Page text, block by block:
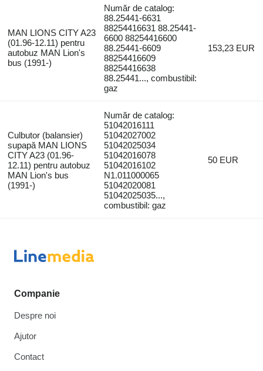
MAN LIONS CITY A23
(01.96-12.11) pentru
autobuz MAN Lion's
bus (1991-)
Număr de catalog:
88.25441-6631
88254416631 88.25441-
6600 88254416600
88.25441-6609
88254416609
88254416638
88.25441..., combustibil:
gaz
153,23 EUR
Culbutor (balansier)
supapă MAN LIONS
CITY A23 (01.96-
12.11) pentru autobuz
MAN Lion's bus
(1991-)
Număr de catalog:
51042016111
51042027002
51042025034
51042016078
51042016102
N1.011000065
51042020081
51042025035...,
combustibil: gaz
50 EUR
Companie
Despre noi
Ajutor
Contact